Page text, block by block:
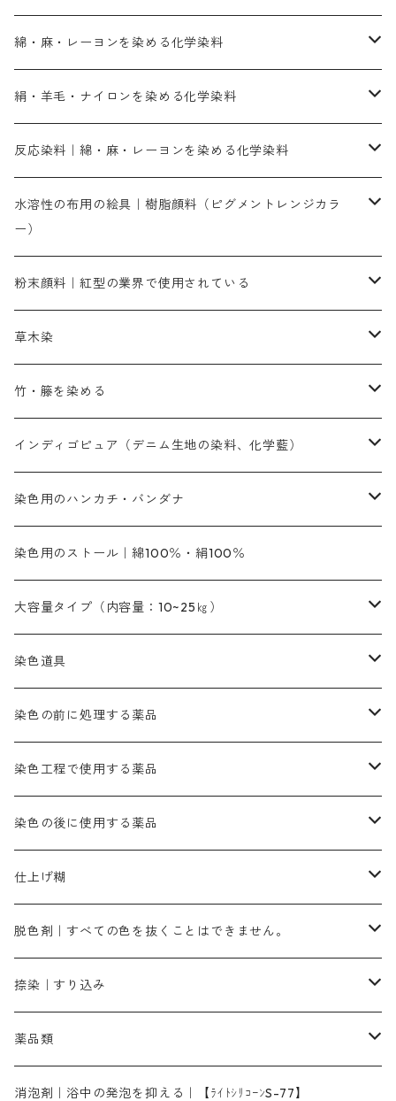
綿・麻・レーヨンを染める化学染料
直接染料－染色手順が簡単
人気のおすすめ直接染料
染色に必要な薬品類
橙色系
青色系
紫色系
緑色系
茶色系
染料一覧ー100g入り
染料一覧ー500g入り
絹・羊毛・ナイロンを染める化学染料
お買い得品
染料一覧
人気のおすすめ染料
橙色系
緑色系
茶色系
灰色系
黒色系
1kg
染色に必要な薬品類
補助薬品
反応染料｜綿・麻・レーヨンを染める化学染料
お勧めの3原色（赤・青・黄色）
お勧め｜スミフィックス～
3原色以外の色目
赤色
茶色｜20g入りのみ公開
灰色｜20g入りのみ公開
黒色
染色に必要な薬品
アルカリ剤
補助薬品
捺染に必要な材料
捺染糊
水溶性の布用の絵具｜樹脂顔料（ピグメントレンジカラ
ー）
ネオカラー（色）
内容量：100g
内容量：500g
バィンダー（定着剤）
増粘剤
黄色系
エロ―M3G｜定番の色合い
エロー ＭＧＲ｜明るい緑みの黄色
オレンジ系
オレンヂMG｜黄みの橙色
オレンヂMGD（定番の色合い）
赤色系
レットMFB｜赤色（定番の色合い）
レットMG｜黄みの朱色
ピンクMB｜ピンク色
ローズMB｜鮮やかなピンク色）
青色系
ネビーブルーMB（定番の色合い）
ブルーMB（定番の色合い）
スカイブルーMG｜緑みの空色
ターキスブルーHNG｜緑みの空色
紫色系
バイオレットMFB
緑色系
ダークグリンMG（定番の色合い）
グリーンMB｜緑色
茶色系
ダークブロンMFB｜こげ茶色
ブロンHNR｜こげ茶色
黒色系
ブラックMK（赤みの黒色）
ブラックMG（青みの黒色）
白色系（定番の色合い）
ネオホワイトR
粉末顔料｜紅型の業界で使用されている
赤色系
本洋紅
代用朱黄色口
黄色系
ファストエロ―10GN（鮮やかな黄色）
ファストエロ―5GN（黄色）
青色系
NSBAブルー
群青
白色｜胡粉
黒色｜在庫処分特価
緑色｜在庫処分特価
茶色｜在庫処分特価
草木染
植物染料
人気のおすすめ植物染料
インド茜・西洋茜の個別販売
カッチ｜茶系
霧島産・晩秋茶｜黄金色（赤みの黄色）｜準備中
濃染処理剤｜ソルバックスPS－900
媒染剤
アルミ媒染剤
鉄媒染剤
ソーダ灰｜アルカリ性のPH調整剤
藍染
ぶどう糖
ハイドロサルファイトコンク
染色用途のハンカチ・バンダナ
45cm×45cm（ハンカチ）｜端の始末も綿糸｜タグなし
54cm×54cm（バンダナ）｜端の始末も綿糸｜タグなし
竹・籐を染める
人気のおすすめ竹・藤を染める染料
塩基性染料（混色可能）
ビスマークブロンB｜赤茶色
塩基性エロ―｜液体タイプ
ローダミンB｜赤紫色｜マゼンダ色
オリジナル染料｜スス竹色｜ミキセットファストブロンGR
インディゴピュア（デニム生地の染料、化学藍）
初心者向けお試しセット販売
インディゴピュア
アルカリ剤
ハイドロサルファイトコンク
酸性剤
染色用のハンカチ・バンダナ
45cm×45cm（ハンカチ）｜端の始末も綿糸｜タグなし
54cm×54cm（バンダナ）｜端の始末も綿糸｜タグなし
染色用のストール｜綿100％・絹100％
大容量タイプ（内容量：10~25㎏）
芒硝｜綿の染色時の吸収促進剤
ソーダ灰｜アルカリ性のPH調整剤
硫酸第一鉄｜鉄媒染剤
染色道具
刷毛
摺込み刷毛（スリコミハケ）ー夏毛（硬いタイプ）
摺込み刷毛（スリコミハケ）ー冬毛（柔らかいタイプ）
片羽刷毛
ローケツ筆
ローケツ用筆｜1本～販売
ローケツ用筆ー10%off｜20本セットお取り寄せ品
洋型紙（9番手｜中薄口、10番手｜中厚口）
有償サンプル品｜約20cm×27cm
洋型紙9番手｜中薄口｜約54cm×110cm
張木｜入荷待ち
伸子
型洗いブラシ
染色の前に処理する薬品
精練剤｜汚れ落とし剤｜針状マルセル石鹸
糊落とし剤｜ソルベンCA
濃染処理剤｜ソルバックスPS－900
染色工程で使用する薬品
染料の吸収促進剤
酢酸｜絹・羊毛・ナイロンに使用する
芒硝｜綿・麻の染色に使用する。
染料のムラ染め抑制剤（均染剤）
アゾリン200％｜綿・麻・絹・羊毛・ナイロンの染色
レオニールEHC｜反応染料用
染料の浸透剤
ソルバライトS-70｜各種繊維の浸し染めに使用可能
染料の定着向上剤
ライトフィックスAコンク｜綿・麻もしくは直接染料で染めた素材
シルクフィックス３A｜絹の染料定着向上剤
アルカリ剤｜反応染料用
ソーダ灰
染料溶解剤
染色の後に使用する薬品
ソーピング剤｜未定着の染料を除去すること
ネオポールB－300｜反応染料のソーピング剤
仕上げ剤｜柔軟・平滑剤
白場汚染防止剤
仕上げ糊
カルボキシメチルセルロース（CMC）
海藻系
たんぱく質系
化学糊（PVA）
脱色剤｜すべての色を抜くことはできません。
脱色剤
全体脱色｜ハイドロサルファイトコンク
部分脱色｜デグロリンSコンク
脱色助剤｜浸透・複色抑制剤
メイプロガムNP｜にじみ防止剤
捺染｜すり込み
染料溶解剤｜染料の均一な浸透・吸着を補助する
捺染糊
薬品類
ア行
消泡剤｜浴中の発泡を抑える｜【ﾗｲﾄｼﾘｺｰﾝS-77】